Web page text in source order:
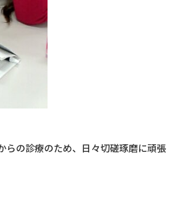
らの診療のため、日々切磋琢磨に頑張